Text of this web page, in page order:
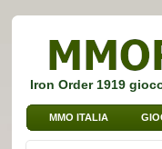
Iron Order 1919
MMO ITALIA
GIOCHI BROWSER